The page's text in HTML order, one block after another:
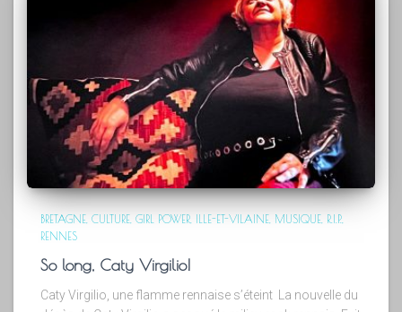
BRETAGNE CULTURE GIRL POWER ILLE-ET-VILAINE MUSIQUE R.I.P.
RENNES
So long, Caty Virgilio!
Caty Virgilio, une flamme rennaise s’éteint La nouvelle du